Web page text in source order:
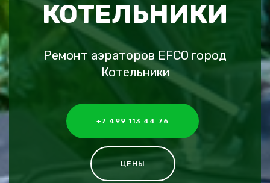
КОТЕЛЬНИКИ
Ремонт аэраторов EFCO город
Котельники
+7 499 113 44 76
ЦЕНЫ